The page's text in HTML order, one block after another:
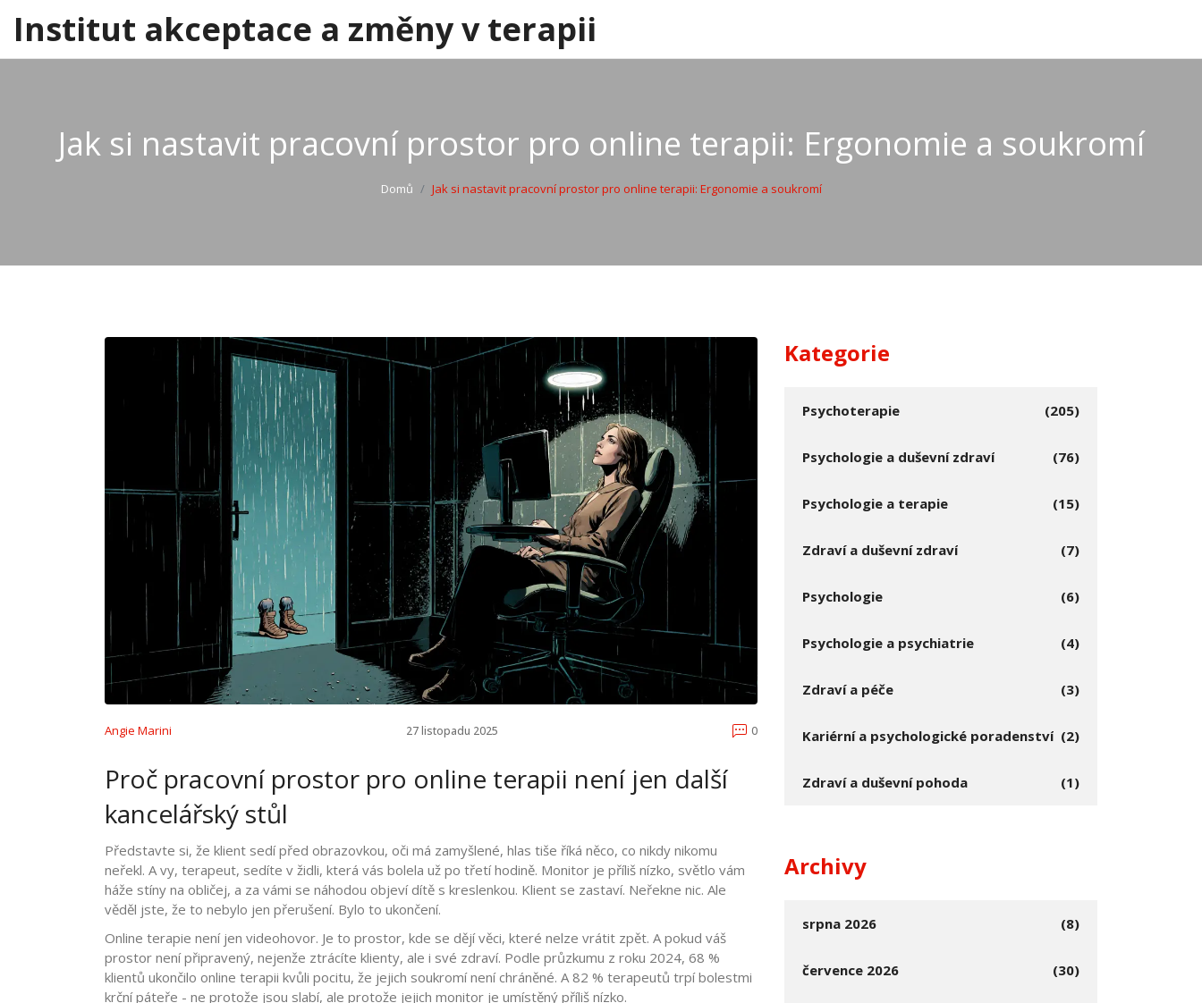
Institut akceptace a změny v terapii
Jak si nastavit pracovní prostor pro online terapii: Ergonomie a soukromí
Domů Jak si nastavit pracovní prostor pro online terapii: Ergonomie a soukromí
Angie Marini 27 listopadu 2025 0
Proč pracovní prostor pro online terapii není jen další
kancelářský stůl
Představte si, že klient sedí před obrazovkou, oči má zamyšlené, hlas tiše říká něco, co nikdy nikomu
neřekl. A vy, terapeut, sedíte v židli, která vás bolela už po třetí hodině. Monitor je příliš nízko, světlo vám
háže stíny na obličej, a za vámi se náhodou objeví dítě s kreslenkou. Klient se zastaví. Neřekne nic. Ale
věděl jste, že to nebylo jen přerušení. Bylo to ukončení.
Online terapie není jen videohovor. Je to prostor, kde se dějí věci, které nelze vrátit zpět. A pokud váš
prostor není připravený, nejenže ztrácíte klienty, ale i své zdraví. Podle průzkumu z roku 2024, 68 %
klientů ukončilo online terapii kvůli pocitu, že jejich soukromí není chráněné. A 82 % terapeutů trpí bolestmi
krční páteře - ne protože jsou slabí, ale protože jejich monitor je umístěný příliš nízko.
Kategorie
Psychoterapie (205)
Psychologie a duševní zdraví (76)
Psychologie a terapie (15)
Zdraví a duševní zdraví (7)
Psychologie (6)
Psychologie a psychiatrie (4)
Zdraví a péče (3)
Kariérní a psychologické poradenství (2)
Zdraví a duševní pohoda (1)
Archivy
srpna 2026 (8)
července 2026 (30)